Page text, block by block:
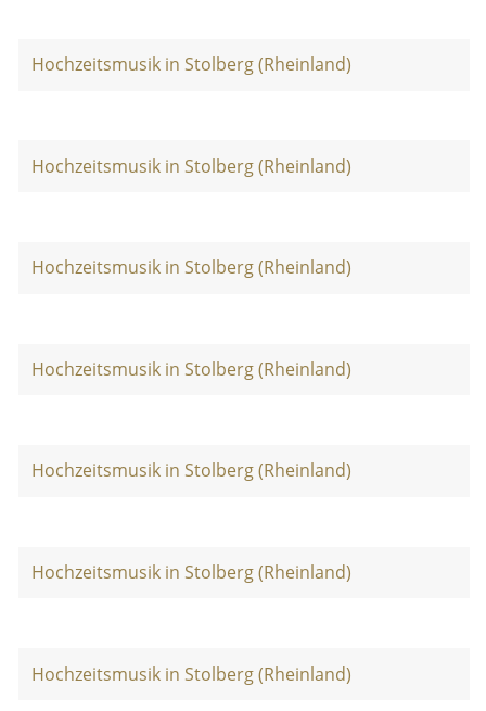
Hochzeitsmusik in Stolberg (Rheinland)
Hochzeitsmusik in Stolberg (Rheinland)
Hochzeitsmusik in Stolberg (Rheinland)
Hochzeitsmusik in Stolberg (Rheinland)
Hochzeitsmusik in Stolberg (Rheinland)
Hochzeitsmusik in Stolberg (Rheinland)
Hochzeitsmusik in Stolberg (Rheinland)